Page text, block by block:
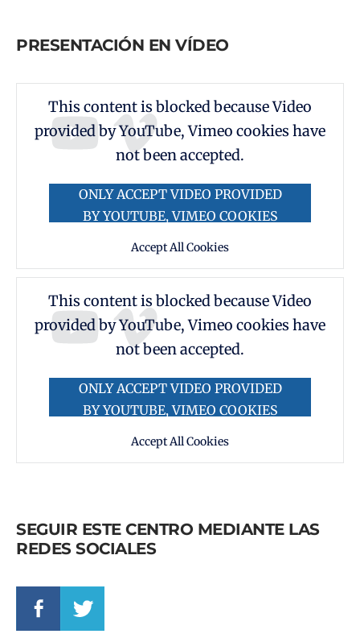
PRESENTACIÓN EN VÍDEO
This content is blocked because Video
provided by YouTube, Vimeo cookies have
not been accepted.
ONLY ACCEPT VIDEO PROVIDED
BY YOUTUBE, VIMEO COOKIES
Accept All Cookies
This content is blocked because Video
provided by YouTube, Vimeo cookies have
not been accepted.
ONLY ACCEPT VIDEO PROVIDED
BY YOUTUBE, VIMEO COOKIES
Accept All Cookies
SEGUIR ESTE CENTRO MEDIANTE LAS
REDES SOCIALES